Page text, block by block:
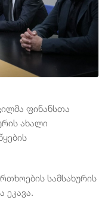
ფინანსთა
ახალი
სამსახურის
ეკავა.